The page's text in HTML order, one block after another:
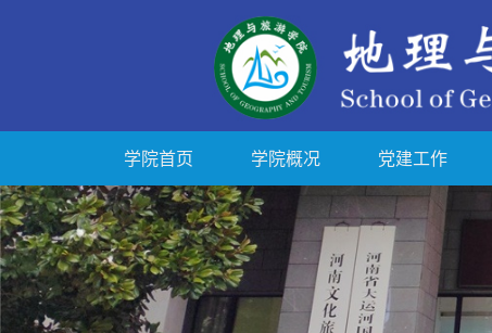
学院首页 学院概况 党建工作